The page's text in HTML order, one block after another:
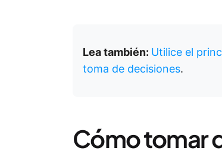
Lea también: Utilice el
toma de decisiones.
Cómo tomar